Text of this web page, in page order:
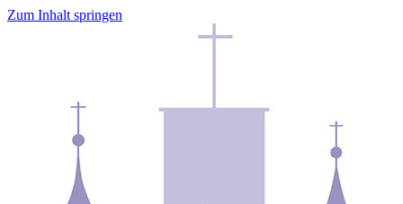
Zum Inhalt springen